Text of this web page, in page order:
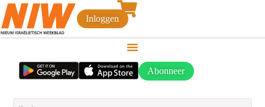
Inloggen
Abonneer